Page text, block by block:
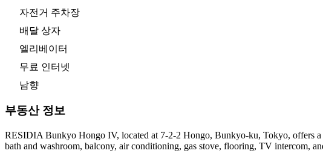
자전거 주차장
배달 상자
엘리베이터
무료 인터넷
남향
부동산 정보
RESIDIA Bunkyo Hongo IV, located at 7-2-2 Hongo, Bunkyo-ku, Tokyo, offers
bath and washroom, balcony, air conditioning, gas stove, flooring, TV intercom,